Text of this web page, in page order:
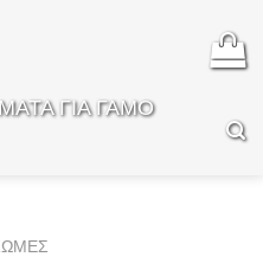
ΓΙΑ ΓΑΜΟ